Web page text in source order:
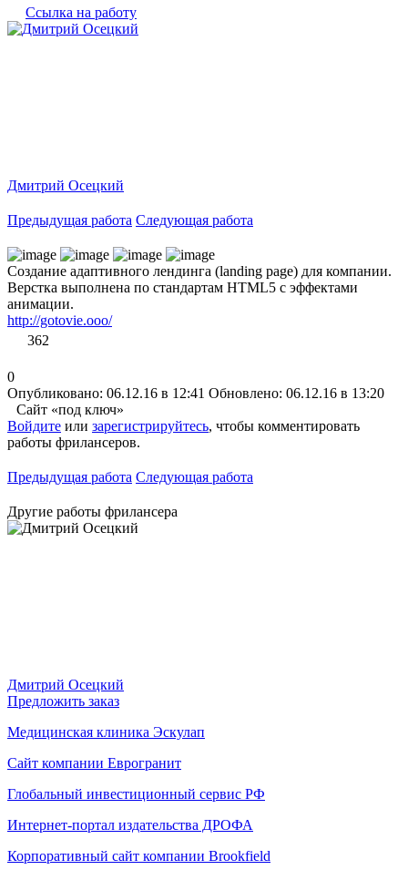
Ссылка на работу
Дмитрий Осецкий
Предыдущая работа Следующая работа
Создание адаптивного лендинга (landing page) для компании.
Верстка выполнена по стандартам HTML5 c эффектами
анимации.
http://gotovie.ooo/
362
0
Опубликовано: 06.12.16 в 12:41 Обновлено: 06.12.16 в 13:20
Сайт «под ключ»
Войдите или зарегистрируйтесь, чтобы комментировать
работы фрилансеров.
Предыдущая работа Следующая работа
Другие работы фрилансера
Дмитрий Осецкий
Предложить заказ
Медицинская клиника Эскулап
Сайт компании Еврогранит
Глобальный инвестиционный сервис РФ
Интернет-портал издательства ДРОФА
Корпоративный сайт компании Brookfield